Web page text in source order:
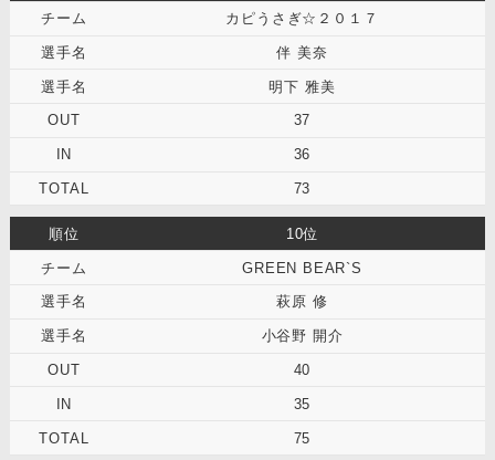
カピうさぎ☆２０１７
伴 美奈
明下 雅美
37
36
73
10位
GREEN BEAR`S
萩原 修
小谷野 開介
40
35
75